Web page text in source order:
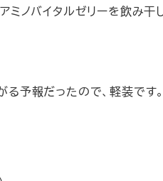
ミノバイタルゼリーを飲み干
予報だったので、軽装です。